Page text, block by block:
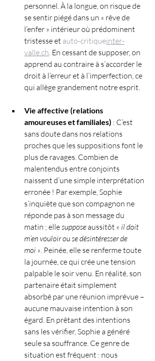
personnel. À la longue, on risque de
se sentir piégé dans un « rêve de
l’enfer » intérieur où prédominent
tristesse et auto-critiqueinter-
valle.ch. En cessant de supposer, on
apprend au contraire à s’accorder le
droit à l’erreur et à l’imperfection, ce
qui allège grandement notre esprit.
Vie affective (relations
amoureuses et familiales) : C’est
sans doute dans nos relations
proches que les suppositions font le
plus de ravages. Combien de
malentendus entre conjoints
naissent d’une simple interprétation
erronée ! Par exemple, Sophie
s’inquiète que son compagnon ne
réponde pas à son message du
matin ; elle suppose aussitôt « il doit
m’en vouloir ou se désintéresser de
moi ». Peinée, elle se renferme toute
la journée, ce qui crée une tension
palpable le soir venu. En réalité, son
partenaire était simplement
absorbé par une réunion imprévue –
aucune mauvaise intention à son
égard. En prêtant des intentions
sans les vérifier, Sophie a généré
seule sa souffrance. Ce genre de
situation est fréquent : nous